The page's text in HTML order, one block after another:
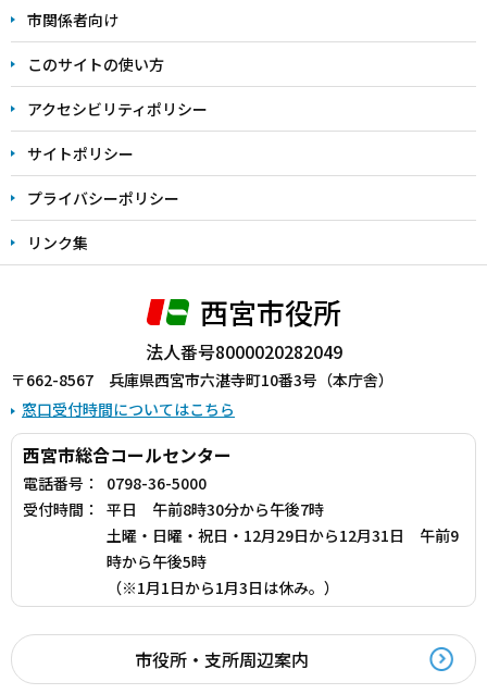
こ
ま
市関係者向け
このサイトの使い方
アクセシビリティポリシー
サイトポリシー
プライバシーポリシー
リンク集
西宮市役所
法人番号8000020282049
〒662-8567 兵庫県西宮市六湛寺町10番3号（本庁舎）
窓口受付時間についてはこちら
西宮市総合コールセンター
電話番号：
0798-36-5000
受付時間：
平日 午前8時30分から午後7時
土曜・日曜・祝日・12月29日から12月31日 午前9
時から午後5時
（※1月1日から1月3日は休み。）
市役所・支所周辺案内